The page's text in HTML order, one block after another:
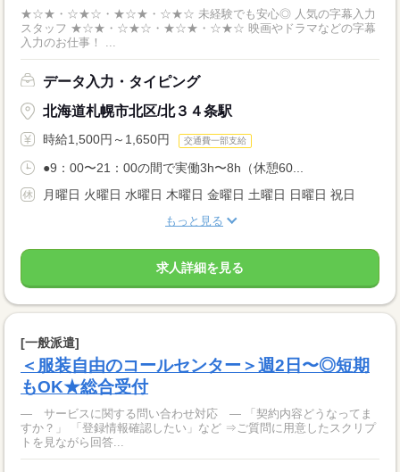
★☆★・☆★☆・★☆★・☆★☆ 未経験でも安心◎ 人気の字幕入力
スタッフ ★☆★・☆★☆・★☆★・☆★☆ 映画やドラマなどの字幕
入力のお仕事！ ...
データ入力・タイピング
北海道札幌市北区/北３４条駅
時給1,500円～1,650円 交通費一部支給
●9：00〜21：00の間で実働3h〜8h（休憩60...
月曜日 火曜日 水曜日 木曜日 金曜日 土曜日 日曜日 祝日
もっと見る
求人詳細を見る
[一般派遣]
＜服装自由のコールセンター＞週2日〜◎短期
もOK★総合受付
― サービスに関する問い合わせ対応 ― 「契約内容どうなってま
すか？」 「登録情報確認したい」など ⇒ご質問に用意したスクリプ
トを見ながら回答...